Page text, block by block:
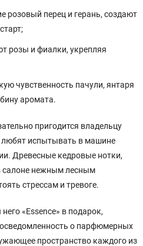
розовый перец и герань, создают
розы и фиалки, укрепляя
чувственность пачули, янтаря
аромата.
пригодится владельцу
любят испытывать в машине
Древесные кедровые нотки,
салоне нежным лесным
стрессам и тревоге.
«Essence» в подарок,
о парфюмерных
пространство каждого из